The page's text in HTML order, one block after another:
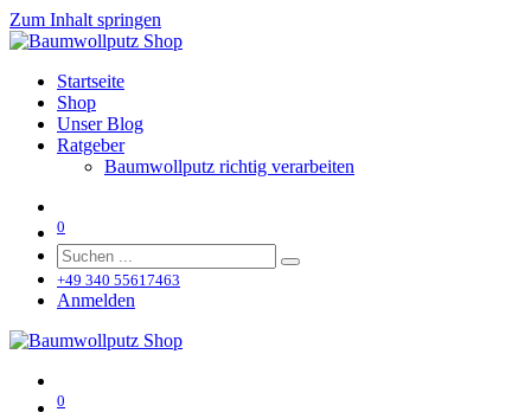
Zum Inhalt springen
Startseite
Shop
Unser Blog
Ratgeber
Baumwollputz richtig verarbeiten
0
+49 340 55617463
Anmelden
0